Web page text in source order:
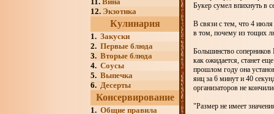
12. Экзотика
Кулинария
1. Закуски
2. Первые блюда
3. Вторые блюда
4. Соусы
5. Выпечка
6. Десерты
Консервирование
1. Общие правила
Букер сумел впихнуть в
В связи с тем, что 4
в том, почему из тощих
Большинство соперников
как ожидается, станет
прошлом году она
яиц за 6 минут и 40
организаторов не
"Размер не имеет